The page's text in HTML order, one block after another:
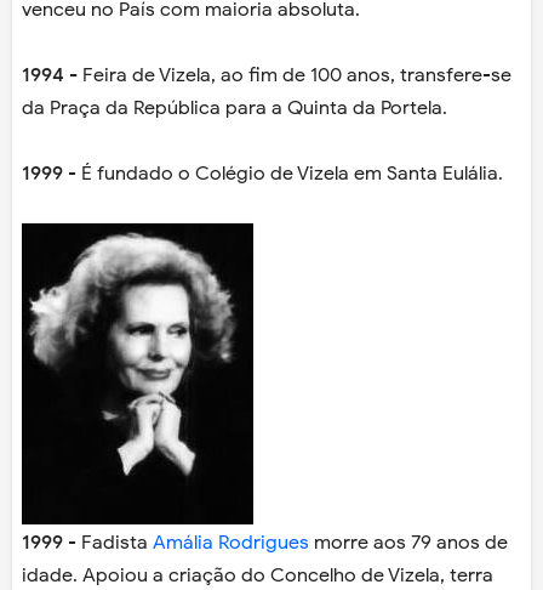
venceu no País com maioria absoluta.
1994 - Feira de Vizela, ao fim de 100 anos, transfere-se
da Praça da República para a Quinta da Portela.
1999 - É fundado o Colégio de Vizela em Santa Eulália.
1999 - Fadista Amália Rodrigues morre aos 79 anos de
idade. Apoiou a criação do Concelho de Vizela, terra